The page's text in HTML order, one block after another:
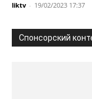
liktv - 19/02/2023 17:37
Спонсорский